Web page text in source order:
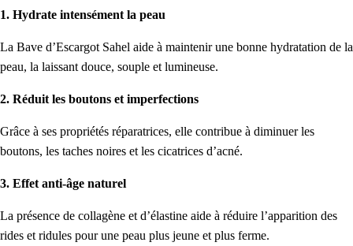
1. Hydrate intensément la peau
La Bave d’Escargot Sahel aide à maintenir une bonne hydratation de la
peau, la laissant douce, souple et lumineuse.
2. Réduit les boutons et imperfections
Grâce à ses propriétés réparatrices, elle contribue à diminuer les
boutons, les taches noires et les cicatrices d’acné.
3. Effet anti-âge naturel
La présence de collagène et d’élastine aide à réduire l’apparition des
rides et ridules pour une peau plus jeune et plus ferme.